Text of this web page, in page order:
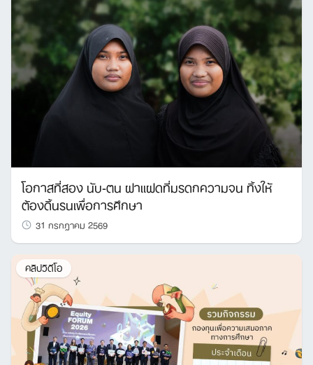
โอกาสที่สอง นับ-ตน ฝาแฝดที่มรดกความจน ทิ้งให้
ต้องดิ้นรนเพื่อการศึกษา
31 กรกฎาคม 2569
คลิปวิดีโอ